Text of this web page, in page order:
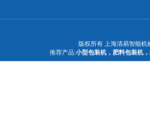
版权所有 上海清易智能机
推荐产品:小型包装机， 肥料包装机，